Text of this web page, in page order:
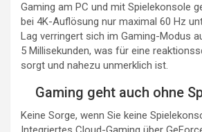
Gaming am PC und mit Spielekonsole
bei 4K-Auflösung nur maximal 60 Hz
Lag verringert sich im Gaming-Modus
5 Millisekunden, was für eine
sorgt und nahezu unmerklich ist.
Gaming geht auch ohne
Keine Sorge, wenn Sie keine